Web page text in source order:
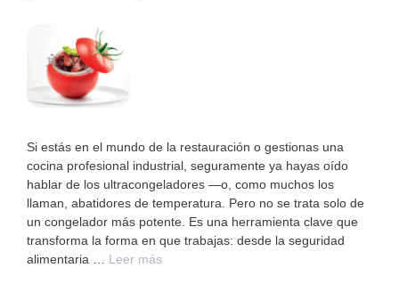
Si estás en el mundo de la restauración o gestionas una
cocina profesional industrial, seguramente ya hayas oído
hablar de los ultracongeladores —o, como muchos los
llaman, abatidores de temperatura. Pero no se trata solo de
un congelador más potente. Es una herramienta clave que
transforma la forma en que trabajas: desde la seguridad
alimentaria … Leer más